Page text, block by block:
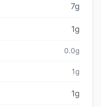
7g
1g
0.0g
1g
1g